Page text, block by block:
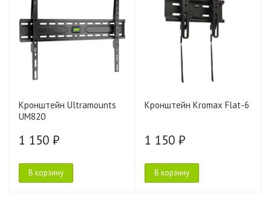
Кронштейн Ultramounts
UM820
1 150 ₽
В корзину
Кронштейн Kromax Flat-6
1 150 ₽
В корзину